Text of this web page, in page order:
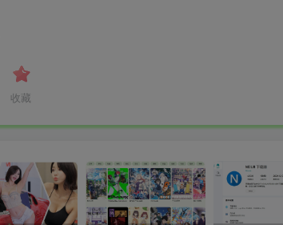
收藏